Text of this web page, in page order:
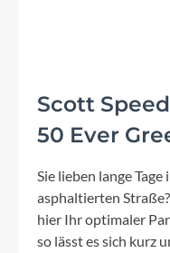
Scott
50 Ever
Sie lieben lange
asphaltierten
hier Ihr optimaler
so lässt es sich kurz